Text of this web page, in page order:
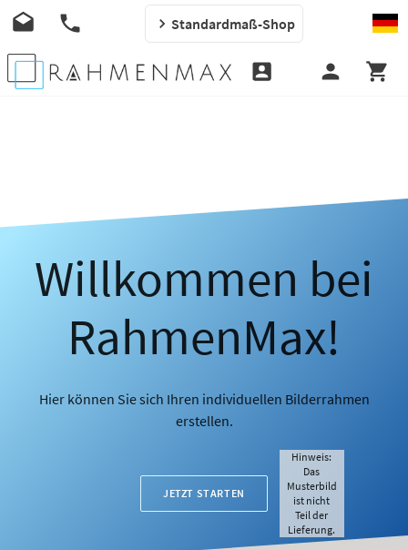
Standardmaß-Shop
Willkommen bei
RahmenMax!
Hier können Sie sich Ihren individuellen Bilderrahmen
erstellen.
JETZT STARTEN
Hinweis:
Das
Musterbild
ist nicht
Teil der
Lieferung.